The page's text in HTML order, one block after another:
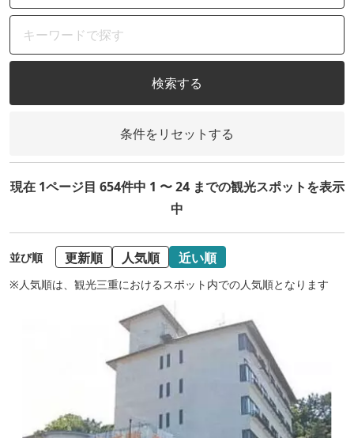
検索する
条件をリセットする
現在 1ページ目 654件中 1 〜 24 までの観光スポットを表示
中
並び順 更新順 人気順 近い順
※人気順は、観光三重におけるスポット内での人気順となります